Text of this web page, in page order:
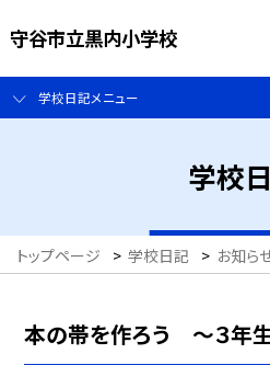
守谷市立黒内小学校
学校日記メニュー
学校
トップページ > 学校日記 > お知ら
本の帯を作ろう ～３年